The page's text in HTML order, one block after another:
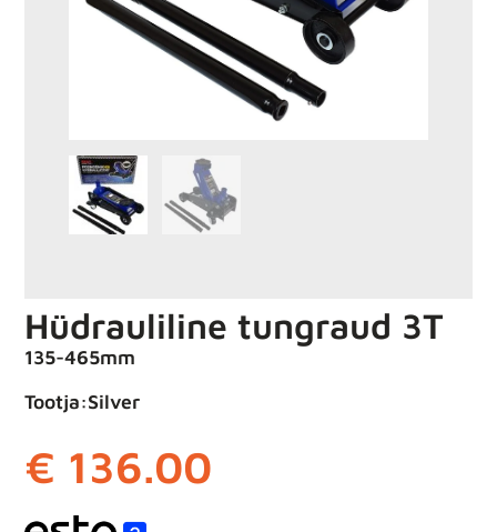
Hüdrauliline tungraud 3T
135-465mm
Tootja:Silver
€ 136.00